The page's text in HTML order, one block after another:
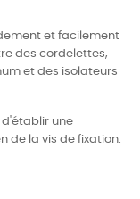
et facilement
des cordelettes,
et des isolateurs
d'établir une
de la vis de fixation.